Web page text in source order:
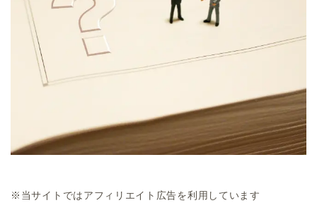
※当サイトではアフィリエイト広告を利用しています